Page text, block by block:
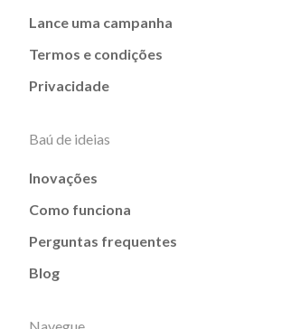
Lance uma campanha
Termos e condições
Privacidade
Baú de ideias
Inovações
Como funciona
Perguntas frequentes
Blog
Navegue